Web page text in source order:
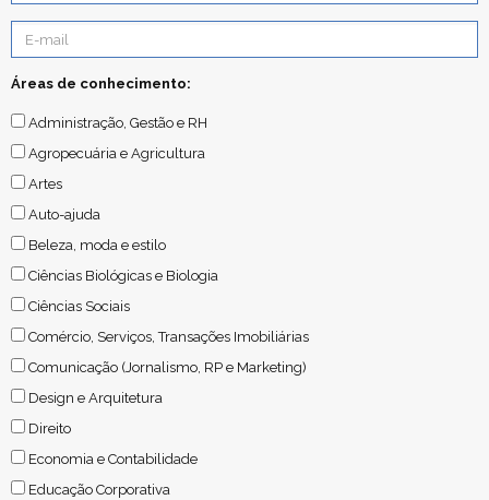
Áreas de conhecimento:
Administração, Gestão e RH
Agropecuária e Agricultura
Artes
Auto-ajuda
Beleza, moda e estilo
Ciências Biológicas e Biologia
Ciências Sociais
Comércio, Serviços, Transações Imobiliárias
Comunicação (Jornalismo, RP e Marketing)
Design e Arquitetura
Direito
Economia e Contabilidade
Educação Corporativa